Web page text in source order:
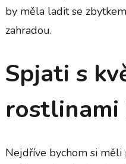
by měla ladit se
zahradou.
Spjati s
rostlinami
Nejdříve bychom si